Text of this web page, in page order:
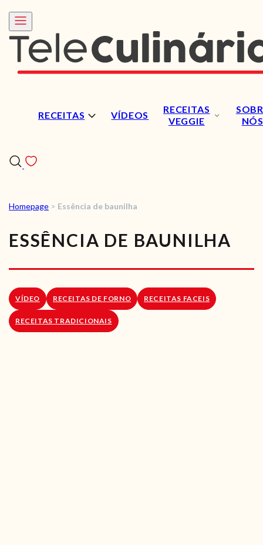
RECEITAS VÍDEOS
RECEITAS
VEGGIE
NÓS
RECEITAS
VÍDEOS
RECEITAS VEGGIE
SOBRE NÓS
LOJA ONLINE
Homepage > Essência de baunilha
ESSÊNCIA DE BAUNILHA
VÍDEO RECEITAS DE FORNO RECEITAS FACEIS
RECEITAS TRADICIONAIS